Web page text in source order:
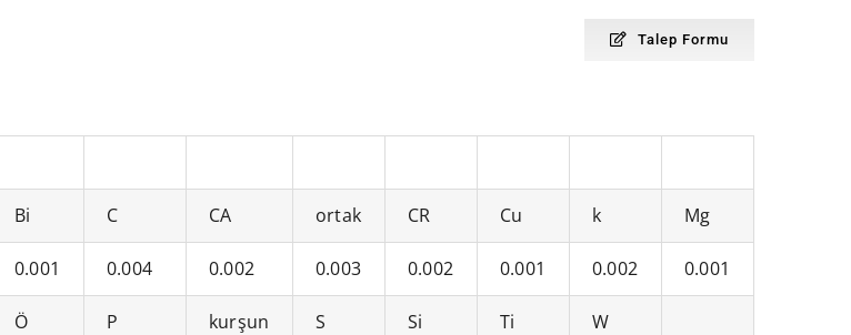
Talep Formu
Bi C CA ortak CR Cu k Mg
0.001 0.004 0.002 0.003 0.002 0.001 0.002 0.001
Ö P kurşun S Si Ti W